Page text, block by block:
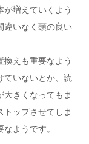
増えていくよう
違いなく頭の良い
えも重要なよう
ていないとか、読
大きくなってもま
トップさせてしま
ようです。